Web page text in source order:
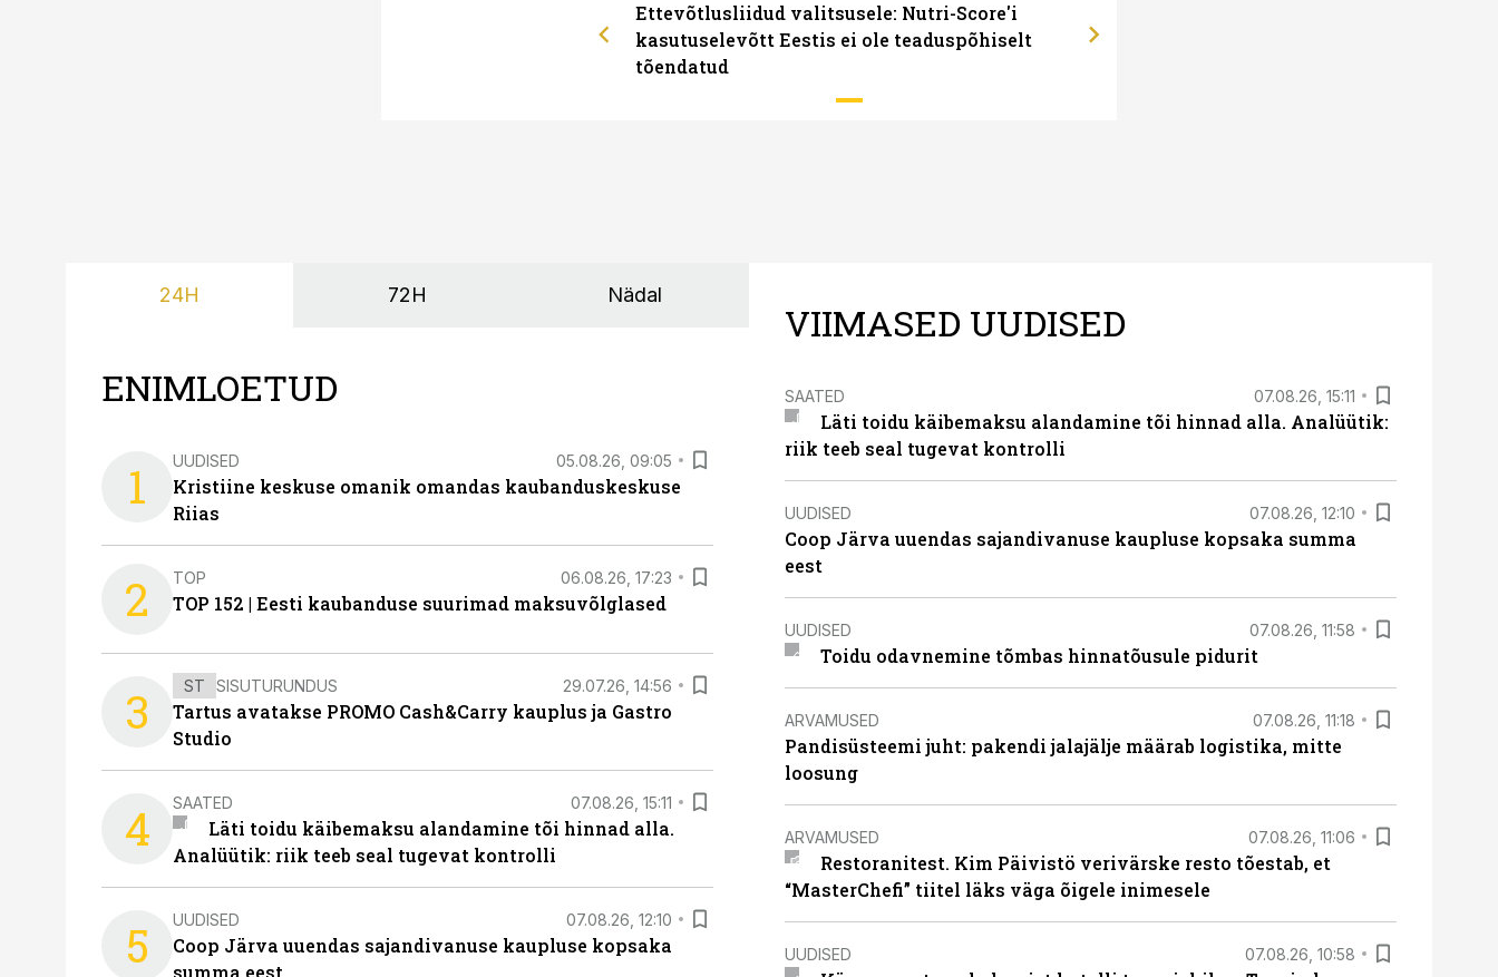
Ettevõtlusliidud valitsusele: Nutri-Score'i
kasutuselevõtt Eestis ei ole teaduspõhiselt
tõendatud
24H 72H Nädal
ENIMLOETUD
1 UUDISED 05.08.26, 09:05
Kristiine keskuse omanik omandas kaubanduskeskuse
Riias
2 TOP 06.08.26, 17:23
TOP 152 | Eesti kaubanduse suurimad maksuvõlglased
3 ST SISUTURUNDUS 29.07.26, 14:56
Tartus avatakse PROMO Cash&Carry kauplus ja Gastro
Studio
4 SAATED 07.08.26, 15:11
Läti toidu käibemaksu alandamine tõi hinnad alla.
Analüütik: riik teeb seal tugevat kontrolli
5 UUDISED 07.08.26, 12:10
Coop Järva uuendas sajandivanuse kaupluse kopsaka
summa eest
VIIMASED UUDISED
SAATED 07.08.26, 15:11
Läti toidu käibemaksu alandamine tõi hinnad alla. Analüütik:
riik teeb seal tugevat kontrolli
UUDISED 07.08.26, 12:10
Coop Järva uuendas sajandivanuse kaupluse kopsaka summa
eest
UUDISED 07.08.26, 11:58
Toidu odavnemine tõmbas hinnatõusule pidurit
ARVAMUSED 07.08.26, 11:18
Pandisüsteemi juht: pakendi jalajälje määrab logistika, mitte
loosung
ARVAMUSED 07.08.26, 11:06
Restoranitest. Kim Päivistö verivärske resto tõestab, et
“MasterChefi” tiitel läks väga õigele inimesele
UUDISED 07.08.26, 10:58